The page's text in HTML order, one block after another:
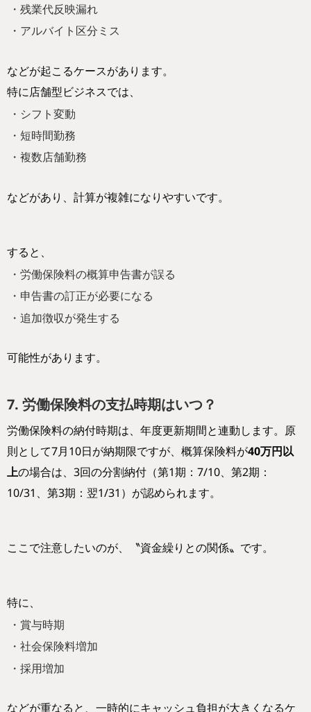
・残業代反映漏れ
・アルバイト区分ミス
などが起こるケースがあります。
特に店舗型ビジネスでは、
・シフト変動
・短時間勤務
・複数店舗勤務
などがあり、計算が複雑になりやすいです。
すると、
・労働保険料の概算申告書が誤る
・申告書の訂正が必要になる
・追加徴収が発生する
可能性があります。
7. 労働保険料の支払時期はいつ？
労働保険料の納付時期は、年度更新期間と連動します。原
則として7月10日が納期限ですが、概算保険料が40万円以
上の場合は、3回の分割納付（第1期：7/10、第2期：
10/31、第3期：翌1/31）が認められます。
ここで注意したいのが、〝資金繰りとの関係〟です。
特に、
・賞与時期
・社会保険料増加
・採用増加
などが重なると、一時的にキャッシュ負担が大きくなるケ